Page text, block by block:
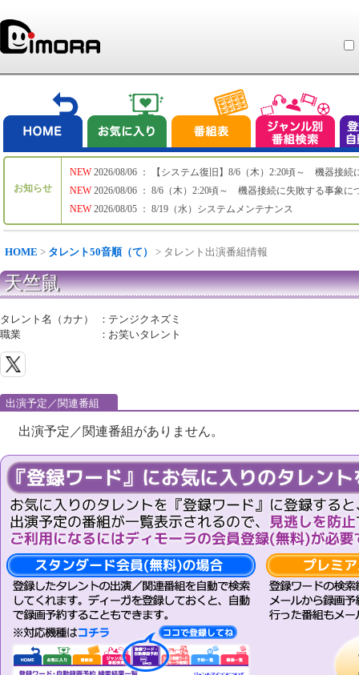
お知らせ
NEW
NEW
NEW
2026/08/06 ： 【システム復旧】8/6（木）2:20頃～ 機器接続
2026/08/06 ： 8/6（木）2:20頃～ 機器接続に失敗する事象に
2026/08/05 ： 8/19（水）システムメンテナンス
HOME > タレント50音順（て） > タレント出演番組情報
天竺鼠
タレント名（カナ） ： テンジクネズミ
職業
： お笑いタレント
出演予定／関連番組
出演予定／関連番組がありません。